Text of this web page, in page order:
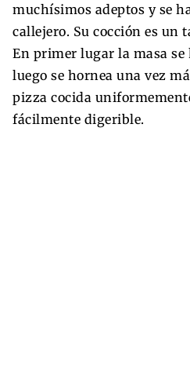
muchísimos adeptos y se
callejero. Su cocción es un
En primer lugar la masa se
luego se hornea una vez
pizza cocida
fácilmente digerible.